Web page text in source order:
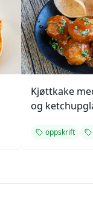
Kjøttkake
og
oppskrift